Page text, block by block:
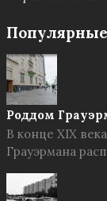
Роддом
В конце XIX
Грауэрмана